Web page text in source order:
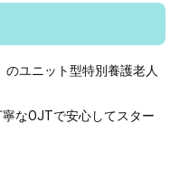
ユニット型特別養護老人
なOJTで安心してスター